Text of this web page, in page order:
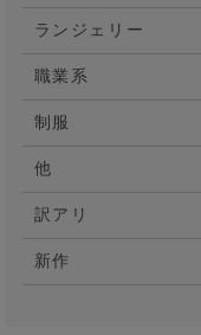
ランジェリー
職業系
制服
他
訳アリ
新作